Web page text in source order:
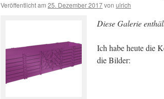
Veröffentlicht am 25. Dezember 2017von ulrich
Diese Galerie
Ich habe heute die
die Bilder: